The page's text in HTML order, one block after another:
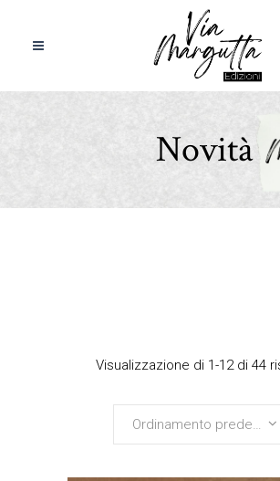
Novità
Visualizzazione di 1-12 di 44
Ordinamento predefinito